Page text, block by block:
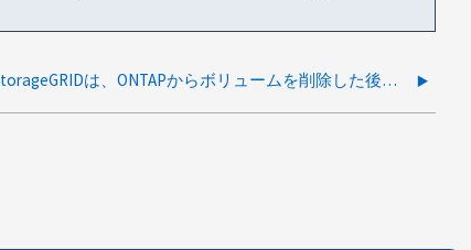
StorageGRIDは、ONTAPからボリュームを削除した後、削除されたサイズをゆっくりと反映します